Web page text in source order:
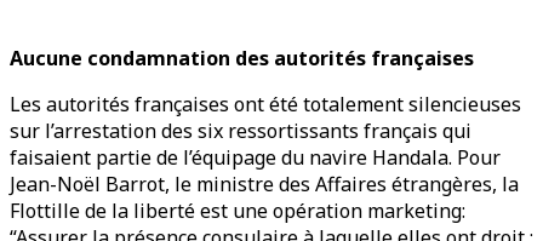
Aucune condamnation des autorités françaises
Les autorités françaises ont été totalement silencieuses
sur l’arrestation des six ressortissants français qui
faisaient partie de l’équipage du navire Handala. Pour
Jean-Noël Barrot, le ministre des Affaires étrangères, la
Flottille de la liberté est une opération marketing: